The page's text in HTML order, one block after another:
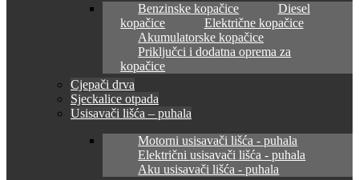
Benzinske kopačice
Diesel
kopačice
Električne kopačice
Akumulatorske kopačice
Priključci i dodatna oprema za
kopačice
Cjepači drva
Sjeckalice otpada
Usisavači lišća – puhala
Motorni usisavači lišća - puhala
Električni usisavači lišća - puhala
Aku usisavači lišća - puhala